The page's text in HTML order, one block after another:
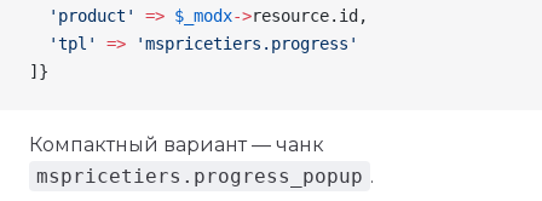
  'product'
=> $_modx->resource.id,
  'tpl'
=> 'mspricetiers.progress'
] }
Компактный вариант — чанк
mspricetiers.progress_popup .